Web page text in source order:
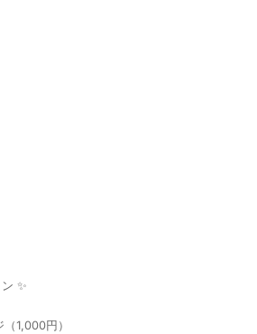
✨
1,000円）